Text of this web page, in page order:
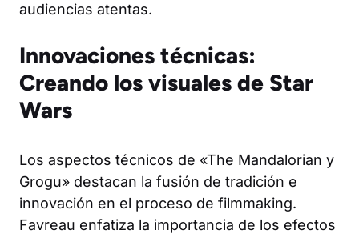
audiencias atentas.
Innovaciones técnicas:
Creando los visuales de Star
Wars
Los aspectos técnicos de «The Mandalorian y
Grogu» destacan la fusión de tradición e
innovación en el proceso de filmmaking.
Favreau enfatiza la importancia de los efectos